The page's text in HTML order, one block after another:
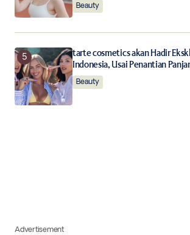
Beauty
tarte cosmetics akan Hadir
Indonesia, Usai Penantian
Beauty
Advertisement